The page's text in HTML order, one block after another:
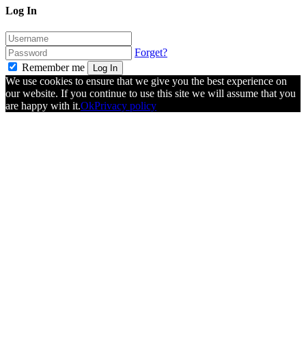
Log In
Forget?
Remember me
Log In
We use cookies to ensure that we give you the best experience on
our website. If you continue to use this site we will assume that you
are happy with it.OkPrivacy policy